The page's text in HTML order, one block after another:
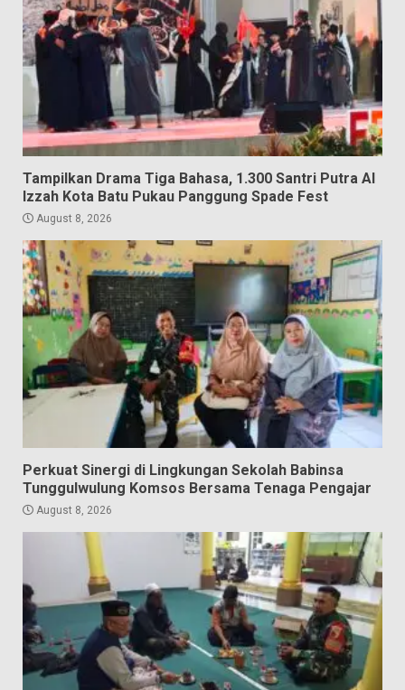
Tampilkan Drama Tiga Bahasa, 1.300 Santri Putra Al
Izzah Kota Batu Pukau Panggung Spade Fest
August 8, 2026
Perkuat Sinergi di Lingkungan Sekolah Babinsa
Tunggulwulung Komsos Bersama Tenaga Pengajar
August 8, 2026